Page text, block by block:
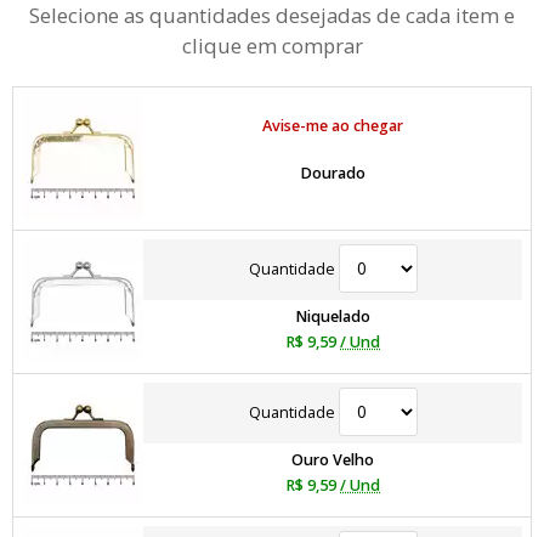
Selecione as quantidades desejadas de cada item e
clique em comprar
Avise-me ao chegar
Dourado
Quantidade
Niquelado
R$ 9,59/ Und
Quantidade
Ouro Velho
R$ 9,59/ Und